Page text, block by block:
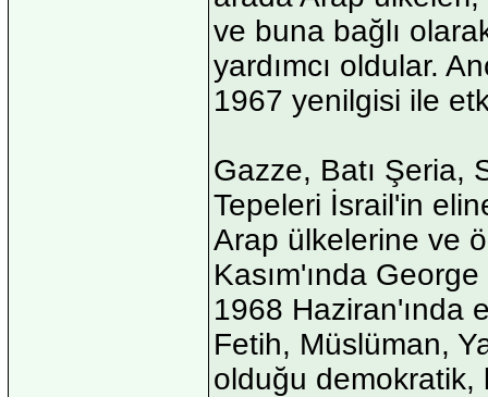
ve buna bağlı
yardımcı oldular.
1967 yenilgisi ile
Gazze, Batı Şeria,
Tepeleri İsrail'in
Arap ülkelerine ve
Kasım'ında
1968 Haziran'ında
Fetih, Müslüman,
olduğu demokratik,